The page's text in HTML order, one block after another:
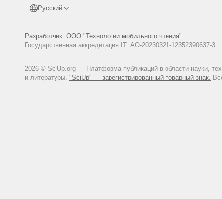
Русский
Разработчик: ООО "Технологии мобильного чтения"
Государственная аккредитация IT: АО-20230321-
2026 © SciUp.org — Платформа публикаций в области науки,
и литературы. "SciUp" — зарегистрированный товарный знак.